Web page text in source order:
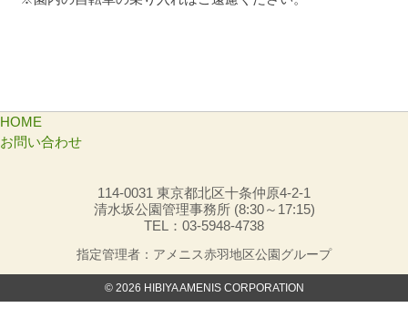
HOME
お問い合わせ
114-0031 東京都北区十条仲原4-2-1
清水坂公園管理事務所 (8:30～17:15)
TEL：03-5948-4738
指定管理者：アメニス赤羽地区公園グループ
© 2026 HIBIYA AMENIS CORPORATION